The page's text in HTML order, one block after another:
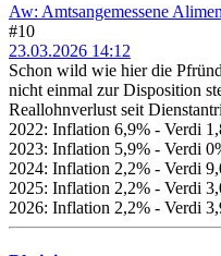
Aw: Amtsangemessene
#10
23.03.2026 14:12
Schon wild wie hier die
nicht einmal zur Disposition
Reallohnverlust seit
2022: Inflation 6,9% - Verdi
2023: Inflation 5,9% - Verdi
2024: Inflation 2,2% - Verdi
2025: Inflation 2,2% - Verdi
2026: Inflation 2,2% - Verdi